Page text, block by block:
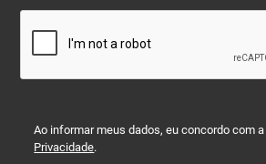
Ao informar meus dados, eu concordo com a
Privacidade.